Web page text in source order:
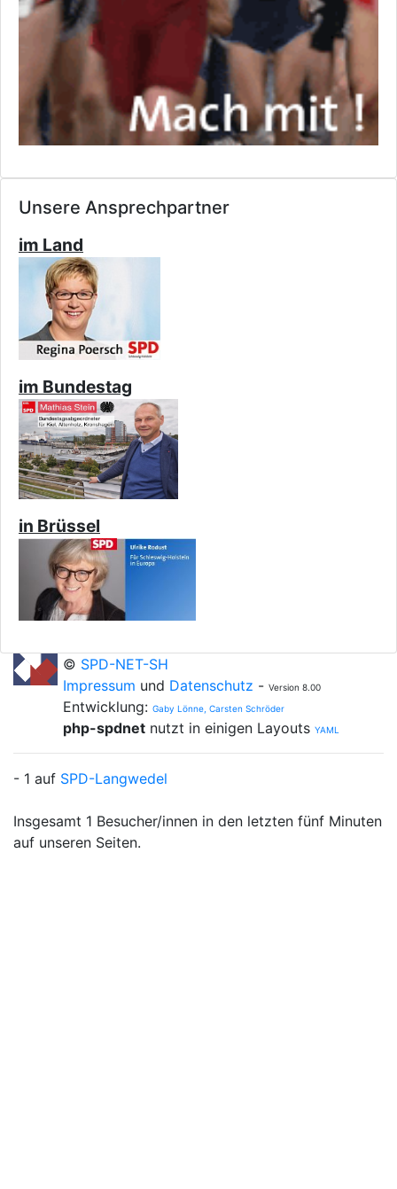
Unsere Ansprechpartner
im Land
im Bundestag
in Brüssel
© SPD-NET-SH
Impressum und Datenschutz - Version 8.00
Entwicklung: Gaby Lönne, Carsten Schröder
php-spdnet nutzt in einigen Layouts YAML
- 1 auf SPD-Langwedel
Insgesamt 1 Besucher/innen in den letzten fünf Minuten
auf unseren Seiten.